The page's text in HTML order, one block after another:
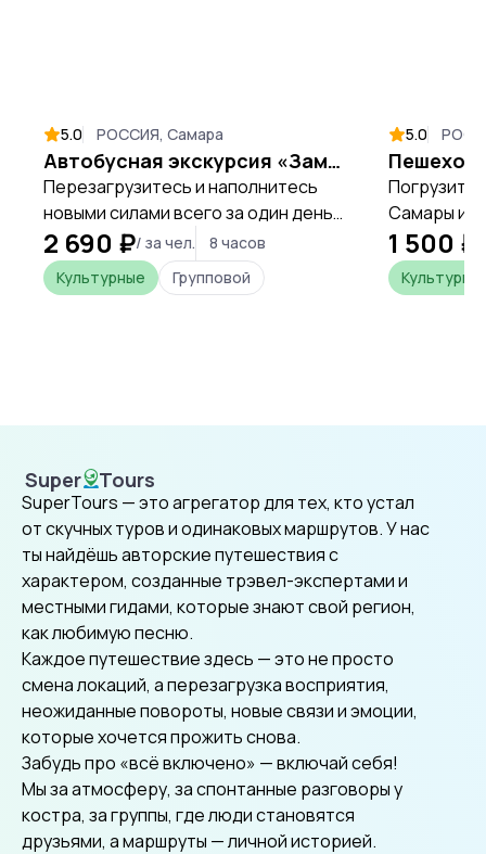
5.0 РОССИЯ, Самара
Автобусная экскурсия «Замок Гарибальди»
Перезагрузитесь и наполнитесь
новыми силами всего за один день,
открывая уникальные места
Самарской области.
2 690 ₽/ за чел.
8 часов
Культурные
Групповой
5.0
Самары и
первый
Сталина.
1 500 ₽
Супер Туры
SuperTours
SuperTours — это агрегатор для тех, кто устал
от скучных туров и одинаковых маршрутов. У нас
ты найдёшь авторские путешествия с
характером, созданные трэвел-экспертами и
местными гидами, которые знают свой регион,
как любимую песню.
Каждое путешествие здесь — это не просто
смена локаций, а перезагрузка восприятия,
неожиданные повороты, новые связи и эмоции,
которые хочется прожить снова.
Забудь про «всё включено» — включай себя!
Мы за атмосферу, за спонтанные разговоры у
костра, за группы, где люди становятся
друзьями, а маршруты — личной историей.